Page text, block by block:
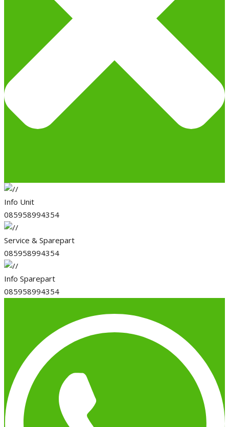
Info Unit
085958994354
Service & Sparepart
085958994354
Info Sparepart
085958994354